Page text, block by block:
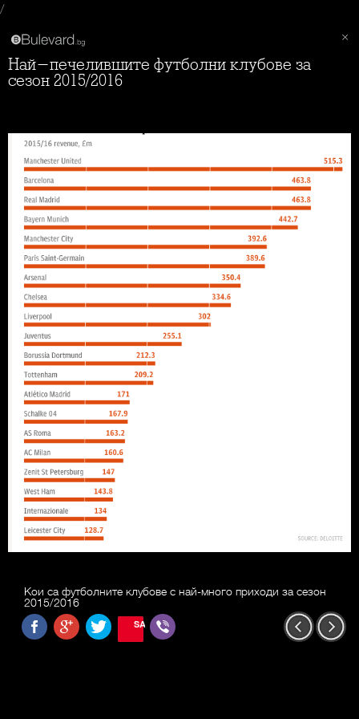
/
Най-печелившите футболни клубове за
сезон 2015/2016
Кои са футболните клубове с най-много приходи за сезон
2015/2016
SAVE